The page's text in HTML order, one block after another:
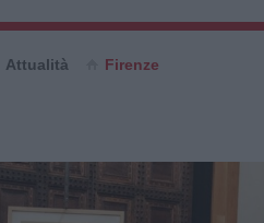
Attualità Firenze